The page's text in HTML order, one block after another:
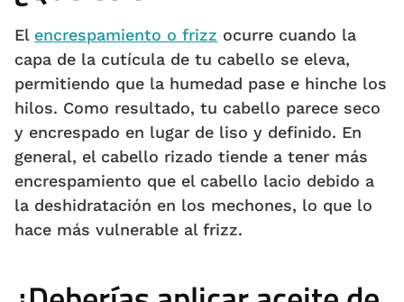
El encrespamiento o frizz ocurre cuando la
capa de la cutícula de tu cabello se eleva,
permitiendo que la humedad pase e hinche los
hilos. Como resultado, tu cabello parece seco
y encrespado en lugar de liso y definido. En
general, el cabello rizado tiende a tener más
encrespamiento que el cabello lacio debido a
la deshidratación en los mechones, lo que lo
hace más vulnerable al frizz.